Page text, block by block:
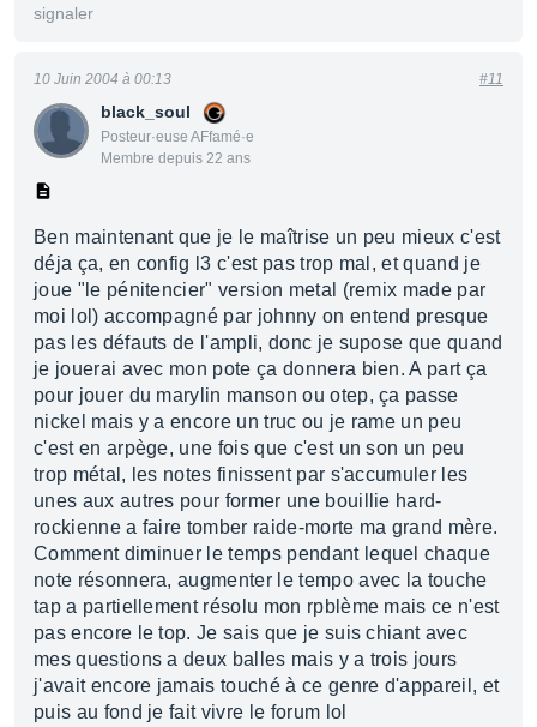
signaler
black_soul
Posteur·euse AFfamé·e
Membre depuis 22 ans
10 Juin 2004 à 00:13 #11
Ben maintenant que je le maîtrise un peu mieux c'est
déja ça, en config l3 c'est pas trop mal, et quand je
joue "le pénitencier" version metal (remix made par
moi lol) accompagné par johnny on entend presque
pas les défauts de l'ampli, donc je supose que quand
je jouerai avec mon pote ça donnera bien. A part ça
pour jouer du marylin manson ou otep, ça passe
nickel mais y a encore un truc ou je rame un peu
c'est en arpège, une fois que c'est un son un peu
trop métal, les notes finissent par s'accumuler les
unes aux autres pour former une bouillie hard-
rockienne a faire tomber raide-morte ma grand mère.
Comment diminuer le temps pendant lequel chaque
note résonnera, augmenter le tempo avec la touche
tap a partiellement résolu mon rpblème mais ce n'est
pas encore le top. Je sais que je suis chiant avec
mes questions a deux balles mais y a trois jours
j'avait encore jamais touché à ce genre d'appareil, et
puis au fond je fait vivre le forum lol